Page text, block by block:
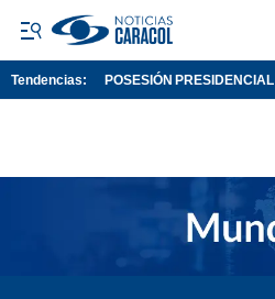
Tendencias: POSESIÓN PRESIDENCIAL